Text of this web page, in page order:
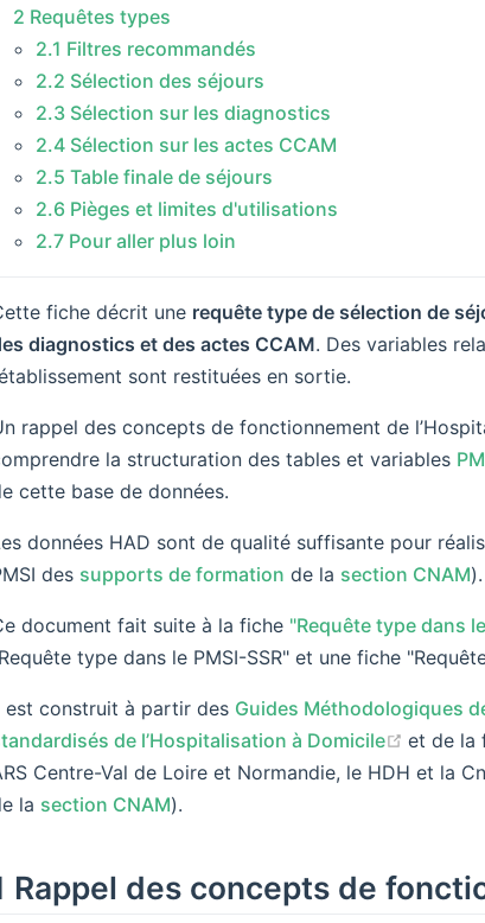
2 Requêtes types
2.1 Filtres recommandés
2.2 Sélection des séjours
2.3 Sélection sur les diagnostics
2.4 Sélection sur les actes CCAM
2.5 Table finale de séjours
2.6 Pièges et limites d'utilisations
2.7 Pour aller plus loin
fiche décrit une requête type de sélection de
diagnostics et des actes CCAM. Des variables
sont restituées en sortie.
rappel des concepts de fonctionnement de
la structuration des tables et variables
cette base de données.
données HAD sont de qualité suffisante pour
des supports de formation de la section CNAM).
document fait suite à la fiche "Requête type dans
type dans le PMSI-SSR" et une fiche
est construit à partir des Guides Méthodologiques
de l’Hospitalisation à Domicile
(opens
et de la
Centre-Val de Loire et Normandie, le HDH et la
la section CNAM).
Rappel des concepts de